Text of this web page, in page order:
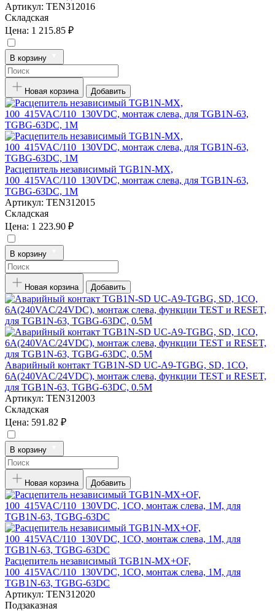
Артикул: TEN312016
Складская
Цена: 1 215.85 ₽
В корзину
Новая корзина Добавить
Расцепитель независимый TGB1N-MX,
100_415VAC/110_130VDC, монтаж слева, для TGB1N-63,
TGBG-63DC, 1M
Артикул: TEN312015
Складская
Цена: 1 223.90 ₽
В корзину
Новая корзина Добавить
Аварийный контакт TGB1N-SD UC-A9-TGBG, SD, 1CO,
6A(240VAC/24VDC), монтаж слева, функции TEST и RESET,
для TGB1N-63, TGBG-63DC, 0.5M
Артикул: TEN312003
Складская
Цена: 591.82 ₽
В корзину
Новая корзина Добавить
Расцепитель независимый TGB1N-MX+OF,
100_415VAC/110_130VDC, 1CO, монтаж слева, 1M, для
TGB1N-63, TGBG-63DC
Артикул: TEN312020
Подзаказная